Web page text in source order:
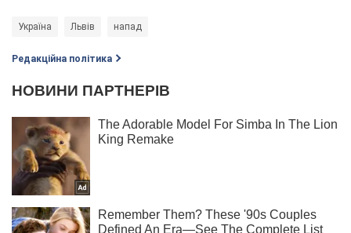
Україна Львів напад
Редакційна політика